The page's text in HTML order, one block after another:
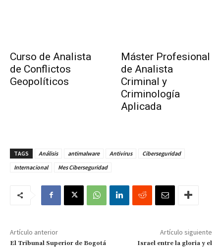
Curso de Analista
de Conflictos
Geopolíticos
Máster Profesional
de Analista
Criminal y
Criminología
Aplicada
TAGS Análisis antimalware Antivirus
Ciberseguridad
Internacional
Mes Ciberseguridad
Artículo anterior
El Tribunal Superior de Bogotá
Artículo siguiente
Israel entre la gloria y el